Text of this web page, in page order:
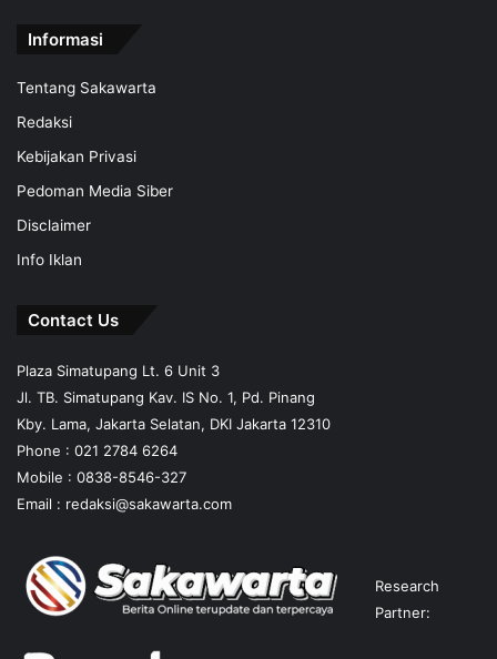
Informasi
Tentang Sakawarta
Redaksi
Kebijakan Privasi
Pedoman Media Siber
Disclaimer
Info Iklan
Contact Us
Plaza Simatupang Lt. 6 Unit 3
Jl. TB. Simatupang Kav. IS No. 1, Pd. Pinang
Kby. Lama, Jakarta Selatan, DKI Jakarta 12310
Phone : 021 2784 6264
Mobile : 0838-8546-327
Email : redaksi@sakawarta.com
Research
Partner: